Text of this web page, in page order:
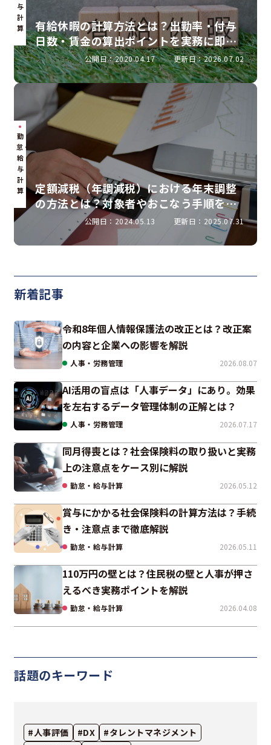
与
計
算
有給休暇の計算方法とは？出勤率・付与
日数・賃金の算出ポイントを実務に即し
て解説
公開日：2020.04.17 更新日：2026.07.02
勤
怠・
給
与
計
算
定額減税（年調減税）における年末調整
の方法とは？対象者やおこなう手順を解
公開日：2024.05.13 更新日：2025.07.31
新着記事
令和8年個人情報保護法の改正とは？改正案
の内容と企業への影響を解説
人事・労務管理 2026.08.07
AI活用の盲点は「人事データ」にあり。効果
を左右するデータ管理体制の正解とは？
人事・労務管理 2026.07.17
同月得喪とは？社会保険料の取り扱いと実務
上の注意点をケース別に解説
勤怠・給与計算 2026.05.12
賞与にかかる社会保険料の計算方法は？手続
き・注意点まで徹底解説
勤怠・給与計算 2026.05.11
110万円の壁とは？住民税の壁と人事が押さ
えるべき実務ポイントを解説
勤怠・給与計算 2026.04.08
話題のキーワード
#人事評価 #DX
#タレントマネジメント